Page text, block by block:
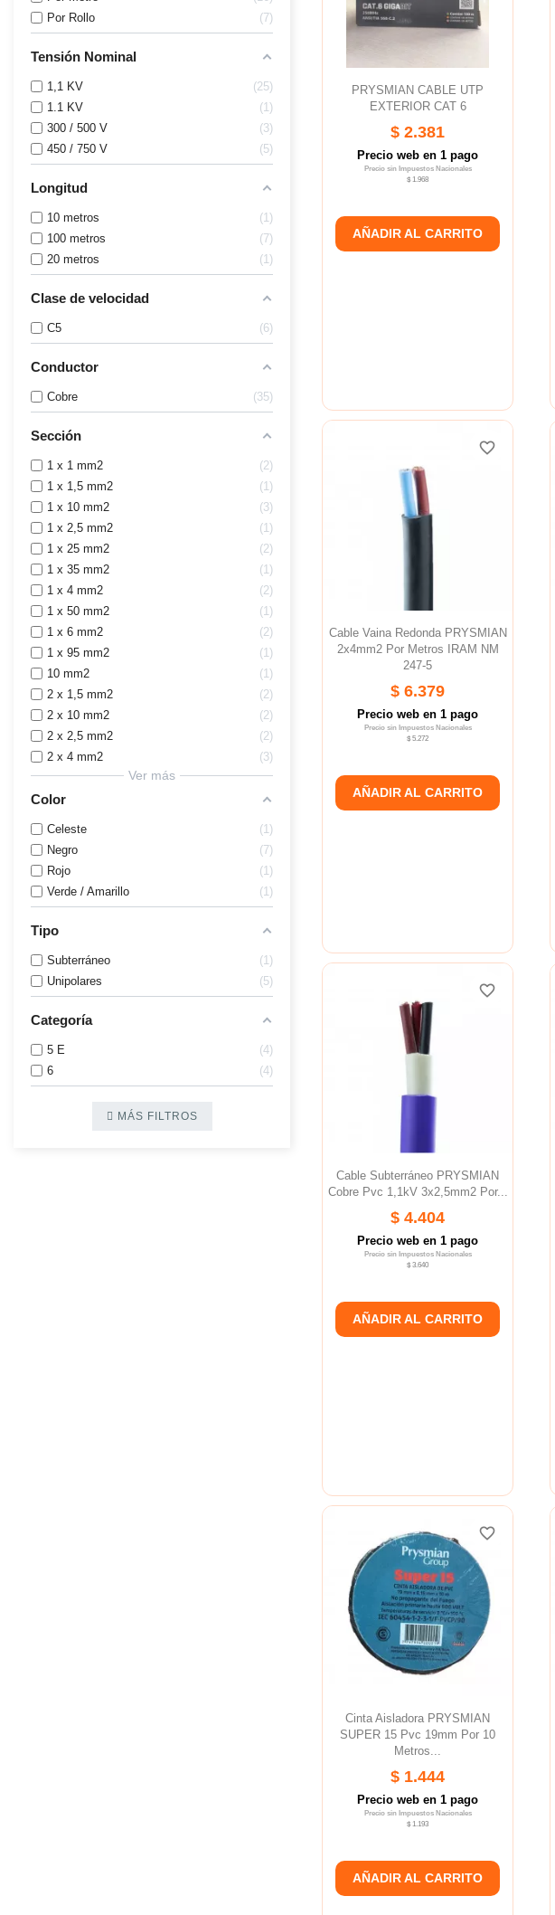
Por Rollo
7
Tensión Nominal
1,1 KV
25
1.1 KV
1
300 / 500 V
3
450 / 750 V
5
Longitud
10 metros
1
100 metros
7
20 metros
1
Clase de velocidad
C5 6
Conductor
Cobre 35
Sección
1 x 1 mm2
2
1 x 1,5 mm2
1
1 x 10 mm2
3
1 x 2,5 mm2
1
1 x 25 mm2
2
1 x 35 mm2
1
1 x 4 mm2
2
1 x 50 mm2
1
1 x 6 mm2
2
1 x 95 mm2
1
10 mm2
1
2 x 1,5 mm2
2
2 x 10 mm2
2
2 x 2,5 mm2
2
2 x 4 mm2
3
Ver más
Color
Celeste
1
Negro
7
Rojo
1
Verde / Amarillo
1
Tipo
Subterráneo
1
Unipolares
5
Categoría
5 E
4
6
4
MÁS FILTROS
PRYSMIAN CABLE UTP
EXTERIOR CAT 6
$ 2.381
Precio web en 1 pago
Precio sin Impuestos Nacionales
$ 1.968
AÑADIR AL CARRITO
Cable Vaina Redonda PRYSMIAN
2x4mm2 Por Metros IRAM NM
247-5
$ 6.379
Precio web en 1 pago
Precio sin Impuestos Nacionales
$ 5.272
AÑADIR AL CARRITO
favorite_border
favorite_border
favorite_border
Cable Subterráneo PRYSMIAN
Cobre Pvc 1,1kV 3x2,5mm2 Por...
$ 4.404
Precio web en 1 pago
Precio sin Impuestos Nacionales
$ 3.640
AÑADIR AL CARRITO
favorite_border
favorite_border
favorite_border
Cinta Aisladora PRYSMIAN
SUPER 15 Pvc 19mm Por 10
Metros...
$ 1.444
Precio web en 1 pago
Precio sin Impuestos Nacionales
$ 1.193
AÑADIR AL CARRITO
favorite_border
favorite_border
favorite_border